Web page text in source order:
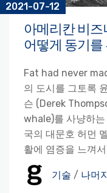
2021-07-12
아메리칸 비
어떻게 동기
Fat had never
의 도시를 그토록
슨 (Derek
whale)를 사냥하는
국의 대문호 허먼
활에 염증을 느껴
기술 / 나머